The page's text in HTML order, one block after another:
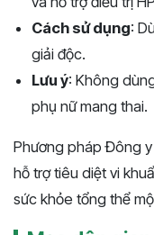
Cách sử dụng:
giải độc.
Lưu ý: Không
phụ nữ mang thai.
Phương pháp Đông
hỗ trợ tiêu diệt vi
sức khỏe tổng thể